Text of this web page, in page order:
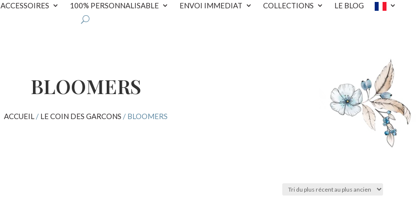
ACCESSOIRES 100% PERSONNALISABLE ENVOI IMMEDIAT COLLECTIONS LE BLOG
BLOOMERS
ACCUEIL/ LE COIN DES GARCONS / BLOOMERS